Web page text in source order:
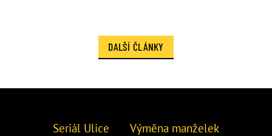
DALŠÍ ČLÁNKY
Seriál Ulice Výměna manželek